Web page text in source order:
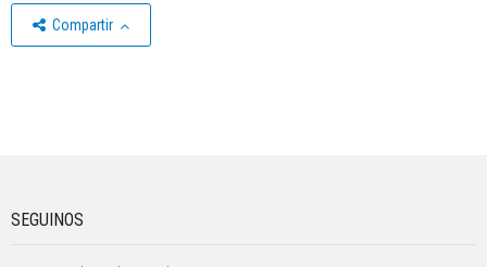
Compartir
SEGUINOS